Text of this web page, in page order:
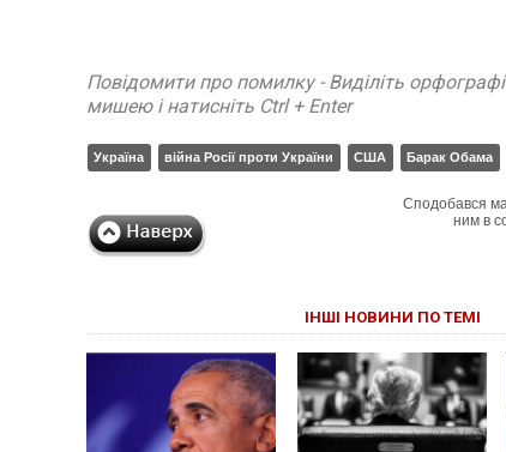
Повідомити про помилку - Виділіть
мишею і натисніть Ctrl + Enter
Україна війна Росії проти України США Барак Обама
Сподобався
ним в
ІНШІ НОВИНИ ПО ТЕМІ